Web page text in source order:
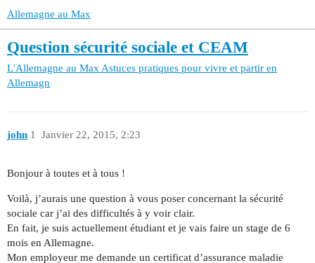
Allemagne au Max
Question sécurité sociale et CEAM
L'Allemagne au Max Astuces pratiques pour vivre et partir en
Allemagn
john Janvier 22, 2015, 2:23
1
Bonjour à toutes et à tous !
Voilà, j’aurais une question à vous poser concernant la sécurité
sociale car j’ai des difficultés à y voir clair.
En fait, je suis actuellement étudiant et je vais faire un stage de 6
mois en Allemagne.
Mon employeur me demande un certificat d’assurance maladie